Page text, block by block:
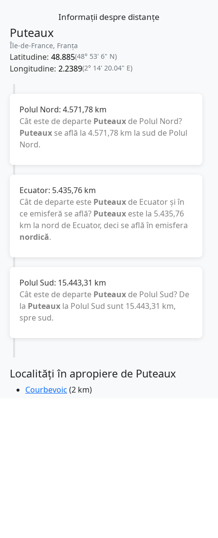
Informații despre distanțe
Puteaux
Île-de-France, Franţa
Latitudine: 48.885(48° 53' 6" N)
Longitudine: 2.2389(2° 14' 20.04" E)
Polul Nord: 4.571,78 km
Cât este de departe Puteaux de Polul Nord?
Puteaux se află la 4.571,78 km la sud de Polul
Nord.
Ecuator: 5.435,76 km
Cât de departe este Puteaux de Ecuator și în
ce emisferă se află? Puteaux este la 5.435,76
km la nord de Ecuator, deci se află în emisfera
nordică.
Polul Sud: 15.443,31 km
Cât este de departe Puteaux de Polul Sud? De
la Puteaux la Polul Sud sunt 15.443,31 km,
spre sud.
Localități în apropiere de Puteaux
Courbevoic (2 km)